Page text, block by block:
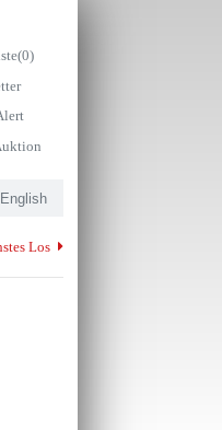
(0)
English
Los